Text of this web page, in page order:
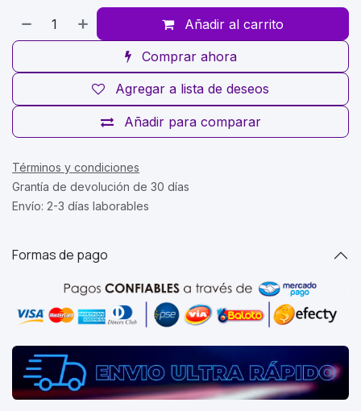
Añadir al carrito
Comprar ahora
Añadir para comparar
Agregar a lista de deseos
Términos y condiciones
Grantía de devolución de 30 días
Envío: 2-3 días laborables
Formas de pago